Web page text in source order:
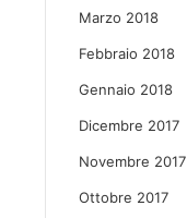
Marzo 2018
Febbraio 2018
Gennaio 2018
Dicembre 2017
Novembre 2017
Ottobre 2017